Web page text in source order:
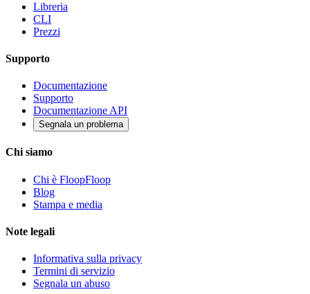
Libreria
CLI
Prezzi
Supporto
Documentazione
Supporto
Documentazione API
Segnala un problema
Chi siamo
Chi è FloopFloop
Blog
Stampa e media
Note legali
Informativa sulla privacy
Termini di servizio
Segnala un abuso